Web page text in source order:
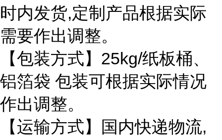
时内发货,定制产品根据实际
需要作出调整。
【包装方式】 25kg/纸板桶、
铝箔袋 包装可根据实际情况
作出调整。
【运输方式】国内快递物流,